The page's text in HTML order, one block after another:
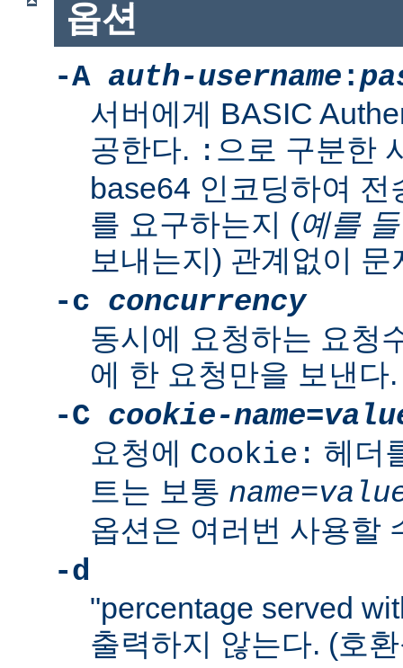
옵션
-A auth-username :
서버에게 BASIC
공한다. : 으로 구분한
base64 인코딩하여
를 요구하는지 (예를
보내는지) 관계없이
-c concurrency
동시에 요청하는 요청
에 한 요청만을 보낸다.
-C cookie-name=
요청에 Cookie: 헤더
트는 보통 name=
옵션은 여러번 사용할
-d
"percentage served
출력하지 않는다. (호